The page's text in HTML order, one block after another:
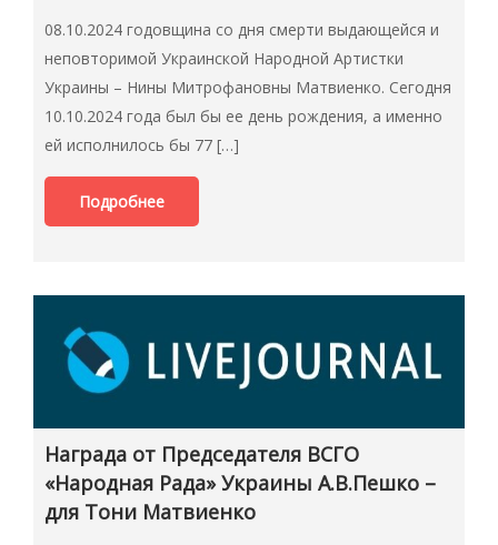
08.10.2024 годовщина со дня смерти выдающейся и
неповторимой Украинской Народной Артистки
Украины – Нины Митрофановны Матвиенко. Сегодня
10.10.2024 года был бы ее день рождения, а именно
ей исполнилось бы 77 […]
Подробнее
Награда от Председателя ВСГО
«Народная Рада» Украины А.В.Пешко –
для Тони Матвиенко